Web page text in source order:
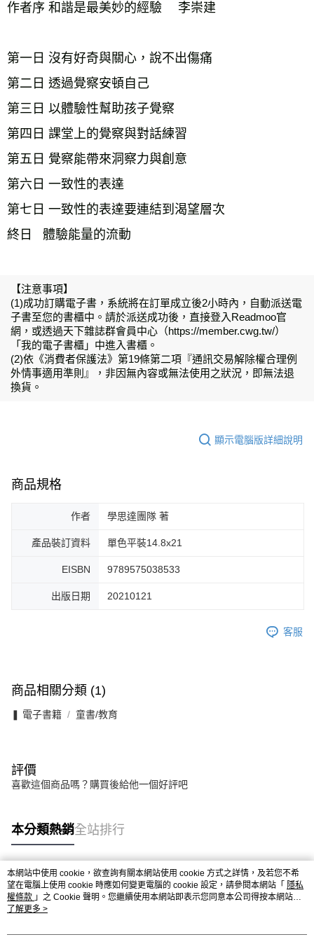
作者序 和諧是最美妙的經驗 　李崇建
第一日 沒有好奇與關心，說不出傷痛
第二日 透過覺察安頓自己
第三日 以體驗性幫助孩子覺察
第四日 課堂上的覺察與對話練習
第五日 覺察能帶來洞察力與創意
第六日 一致性的表達
第七日 一致性的表達要連結到渴望層次
終日   體驗能量的流動
【注意事項】
(1)成功訂購電子書，系統將在訂單成立後2小時內，自動派送電
子書至您的書櫃中。請於派送成功後，直接登入Readmoo官
網，或透過天下雜誌群會員中心（https://member.cwg.tw/）
「我的電子書櫃」中進入書櫃。
(2)依《消費者保護法》第19條第二項『通訊交易解除權合理例
外情事適用準則』，非因無內容或無法使用之狀況，即無法退
換貨。
顯示電腦版詳細說明
商品規格
作者 學思達團隊 著
產品裝訂資料 單色平裝14.8x21
EISBN 9789575038533
出版日期 20210121
客服
商品相關分類 (1)
❚ 電子書籍 童書/教育
評價
喜歡這個商品嗎？購買後給他一個好評吧
本分類熱銷全站排行
熱門標籤
本網站中使用 cookie，欲查詢有關本網站使用 cookie 方式之詳情，及若您不希
望在電腦上使用 cookie 時應如何變更電腦的 cookie 設定，請參閱本網站「 隱私
權條款 」之 Cookie 聲明。您繼續使用本網站即表示您同意本公司得按本網站使
用條款之 Cookie 聲明使用 cookie。
了解更多 >